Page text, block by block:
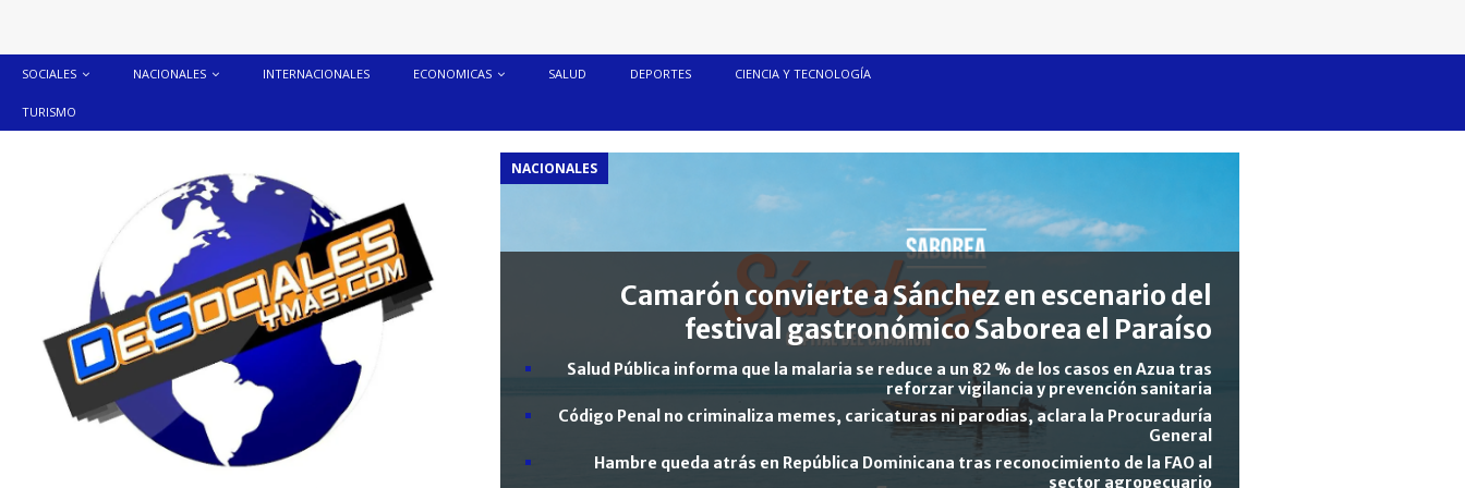
SOCIALES NACIONALES INTERNACIONALES ECONOMICAS SALUD DEPORTES CIENCIA Y TECNOLOGÍA
TURISMO
NACIONALES
Camarón convierte a Sánchez en escenario del
festival gastronómico Saborea el Paraíso
Salud Pública informa que la malaria se reduce a un 82 % de los casos en Azua tras
reforzar vigilancia y prevención sanitaria
Código Penal no criminaliza memes, caricaturas ni parodias, aclara la Procuraduría
General
Hambre queda atrás en República Dominicana tras reconocimiento de la FAO al
sector agropecuario